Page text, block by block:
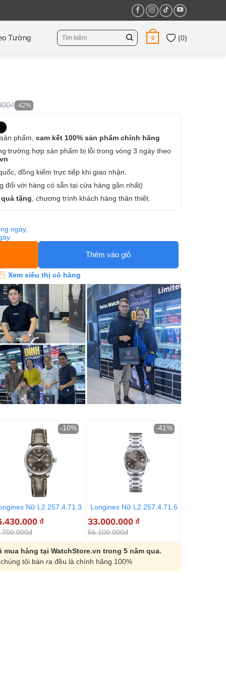
Tường
Tìm
kiếm:
0 (0)
-42%
phẩm, cam kết 100% sản phẩm chính hãng
trường hợp sản phẩm bị lỗi trong vòng 3 ngày theo
đồng kiểm trực tiếp khi giao nhận.
đối với hàng có sẵn tại cửa hàng gần nhất)
tặng , chương trình khách hàng thân thiết.
ngày,
Thêm vào giỏ
Xem siêu thị có hàng
Nữ L2.257.4.71.3
₫
-10%
Longines Nữ L2.257.4.71.6
33.000.000 ₫
56.100.000đ
-41%
mua hàng tại WatchStore.vn trong 5 năm qua.
tôi bán ra đều là chính hãng 100%